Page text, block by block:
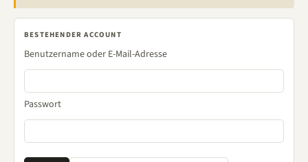
BESTEHENDER ACCOUNT
Benutzername oder E-Mail-Adresse
Passwort